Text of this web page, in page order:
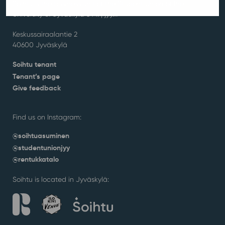
University of Jyväskylä JYY. | jyy.fi
Keskussairaalantie 2
40600 Jyväskylä
Soihtu tenant
Tenant’s page
Give feedback
Find us on Instagram:
@soihtuasuminen
@studentunionjyy
@rentukkatalo
Soihtu is located in Jyväskylä: